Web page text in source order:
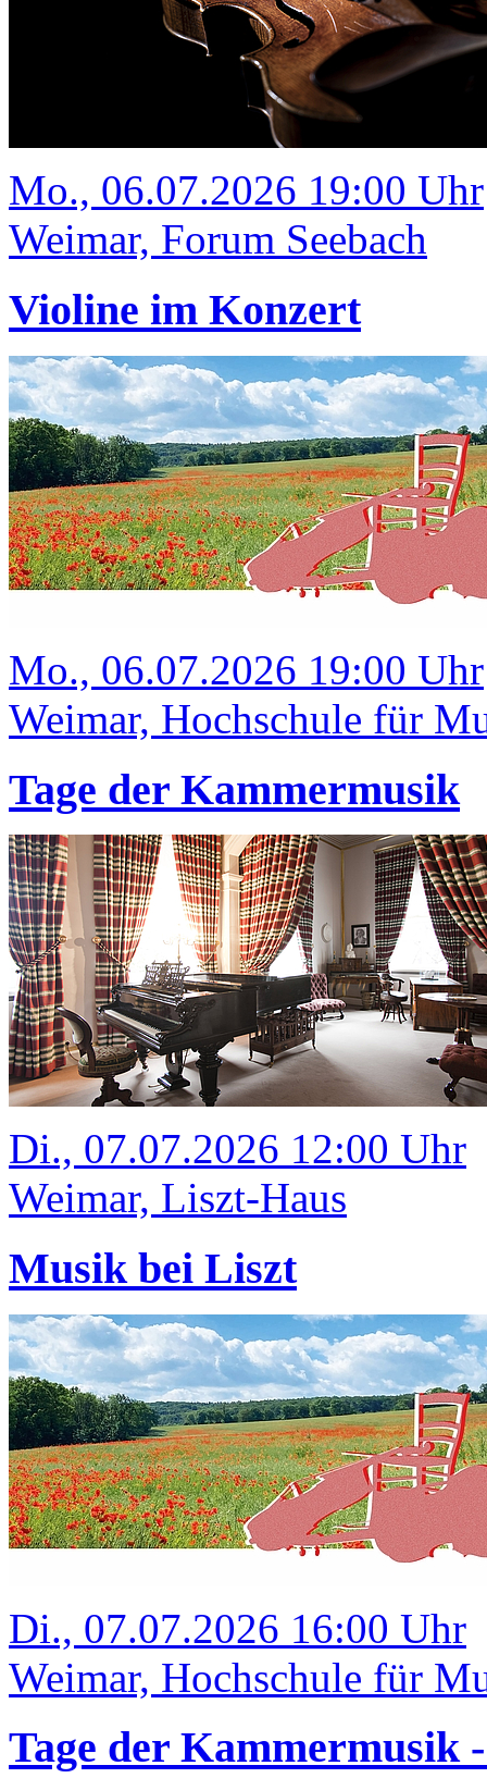
Mo., 06.07.2026 19:00 Uhr
Weimar, Forum Seebach
Violine im Konzert
Mo., 06.07.2026 19:00 Uhr
Weimar, Hochschule für
Tage der Kammermusik
Di., 07.07.2026 12:00 Uhr
Weimar, Liszt-Haus
Musik bei Liszt
Di., 07.07.2026 16:00 Uhr
Weimar, Hochschule für
Tage der Kammermusik